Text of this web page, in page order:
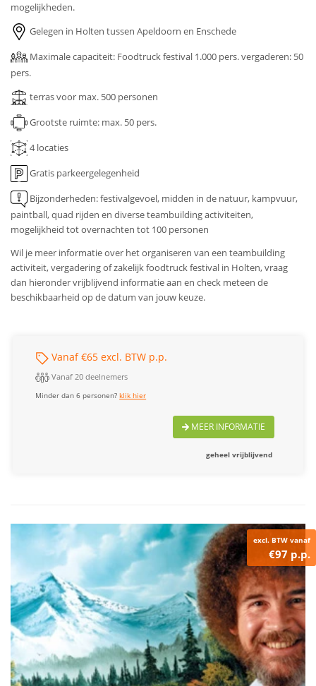
mogelijkheden.
Gelegen in Holten tussen Apeldoorn en Enschede
Maximale capaciteit: Foodtruck festival 1.000 pers. vergaderen: 50
pers.
terras voor max. 500 personen
Grootste ruimte: max. 50 pers.
4 locaties
Gratis parkeergelegenheid
Bijzonderheden: festivalgevoel, midden in de natuur, kampvuur,
paintball, quad rijden en diverse teambuilding activiteiten,
mogelijkheid tot overnachten tot 100 personen
Wil je meer informatie over het organiseren van een teambuilding
activiteit, vergadering of zakelijk foodtruck festival in Holten, vraag
dan hieronder vrijblijvend informatie aan en check meteen de
beschikbaarheid op de datum van jouw keuze.
Vanaf €65 excl. BTW p.p.
Vanaf 20 deelnemers
Minder dan 6 personen?klik hier
MEER INFORMATIE
geheel vrijblijvend
excl. BTW vanaf
€97 p.p.